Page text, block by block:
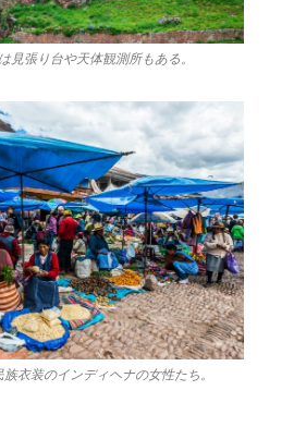
見張り台や天体観測所もある。
衣装のインディヘナの女性たち。